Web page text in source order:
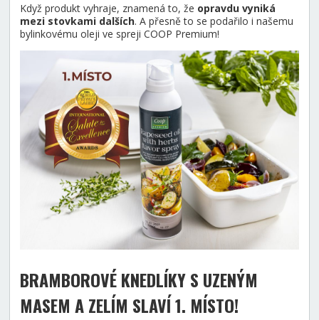
Když produkt vyhraje, znamená to, že opravdu vyniká
mezi stovkami dalších. A přesně to se podařilo i našemu
bylinkovému oleji ve spreji COOP Premium!
BRAMBOROVÉ KNEDLÍKY S UZENÝM
MASEM A ZELÍM SLAVÍ 1. MÍSTO!